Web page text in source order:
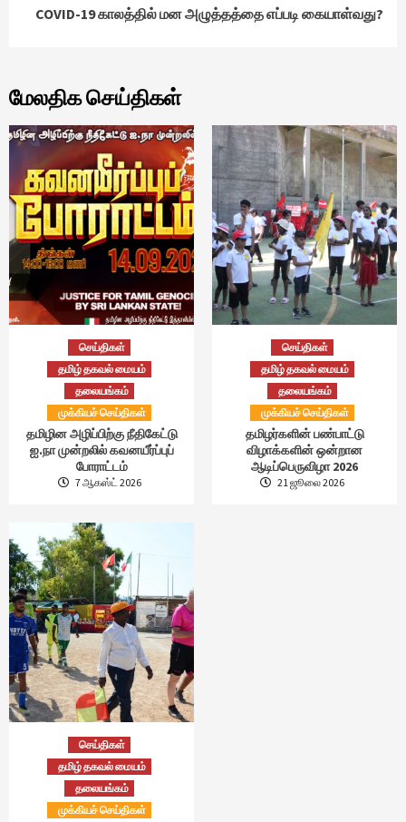
COVID-19 காலத்தில் மன அழுத்தத்தை எப்படி கையாள்வது?
மேலதிக செய்திகள்
செய்திகள்
தமிழ் தகவல் மையம்
தலையங்கம்
முக்கியச் செய்திகள்
தமிழின அழிப்பிற்கு நீதிகேட்டு
ஐ.நா முன்றலில் கவனயீர்ப்புப்
போராட்டம்
7 ஆகஸ்ட் 2026
செய்திகள்
தமிழ் தகவல் மையம்
தலையங்கம்
முக்கியச் செய்திகள்
தமிழர்களின் பண்பாட்டு
விழாக்களின் ஒன்றான
ஆடிப்பெருவிழா 2026
21 ஜூலை 2026
செய்திகள்
தமிழ் தகவல் மையம்
தலையங்கம்
முக்கியச் செய்திகள்